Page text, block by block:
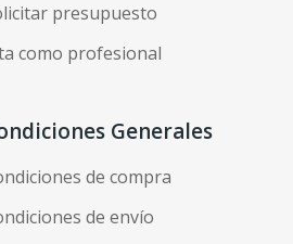
presupuesto
como profesional
Generales
de compra
de envío